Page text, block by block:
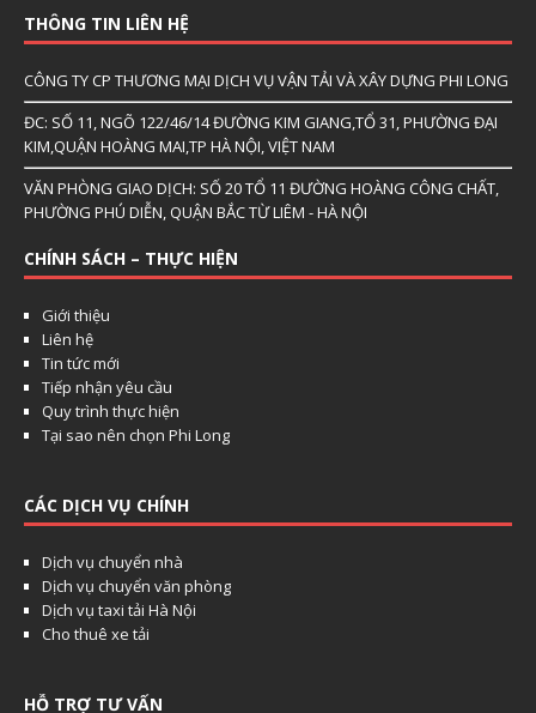
THÔNG TIN LIÊN HỆ
CÔNG TY CP THƯƠNG MẠI DỊCH VỤ VẬN TẢI VÀ XÂY DỰNG PHI LONG
ĐC: SỐ 11, NGÕ 122/46/14 ĐƯỜNG KIM GIANG,TỔ 31, PHƯỜNG ĐẠI
KIM,QUẬN HOÀNG MAI,TP HÀ NỘI, VIỆT NAM
VĂN PHÒNG GIAO DỊCH: SỐ 20 TỔ 11 ĐƯỜNG HOÀNG CÔNG CHẤT,
PHƯỜNG PHÚ DIỄN, QUẬN BẮC TỪ LIÊM - HÀ NỘI
CHÍNH SÁCH – THỰC HIỆN
Giới thiệu
Liên hệ
Tin tức mới
Tiếp nhận yêu cầu
Quy trình thực hiện
Tại sao nên chọn Phi Long
CÁC DỊCH VỤ CHÍNH
Dịch vụ chuyển nhà
Dịch vụ chuyển văn phòng
Dịch vụ taxi tải Hà Nội
Cho thuê xe tải
HỖ TRỢ TƯ VẤN